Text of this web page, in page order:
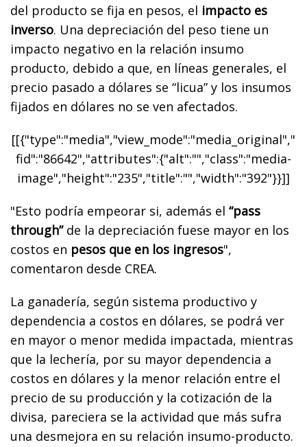
del producto se fija en pesos, el impacto es
inverso. Una depreciación del peso tiene un
impacto negativo en la relación insumo
producto, debido a que, en líneas generales, el
precio pasado a dólares se “licua” y los insumos
fijados en dólares no se ven afectados.
[[{"type":"media","view_mode":"media_original","
fid":"86642","attributes":{"alt":"","class":"media-
image","height":"235","title":"","width":"392"}}]]
"Esto podría empeorar si, además el “pass
through”de la depreciación fuese mayor en los
costos en pesos que en los ingresos",
comentaron desde CREA.
La ganadería, según sistema productivo y
dependencia a costos en dólares, se podrá ver
en mayor o menor medida impactada, mientras
que la lechería, por su mayor dependencia a
costos en dólares y la menor relación entre el
precio de su producción y la cotización de la
divisa, pareciera se la actividad que más sufra
una desmejora en su relación insumo-producto.